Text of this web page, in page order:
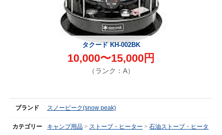
タクード KH-002BK
10,000〜15,000円
（ランク：A）
ブランド スノーピーク(snow peak)
カテゴリー キャンプ用品 ストーブ・ヒーター
石油ストーブ・ヒータ